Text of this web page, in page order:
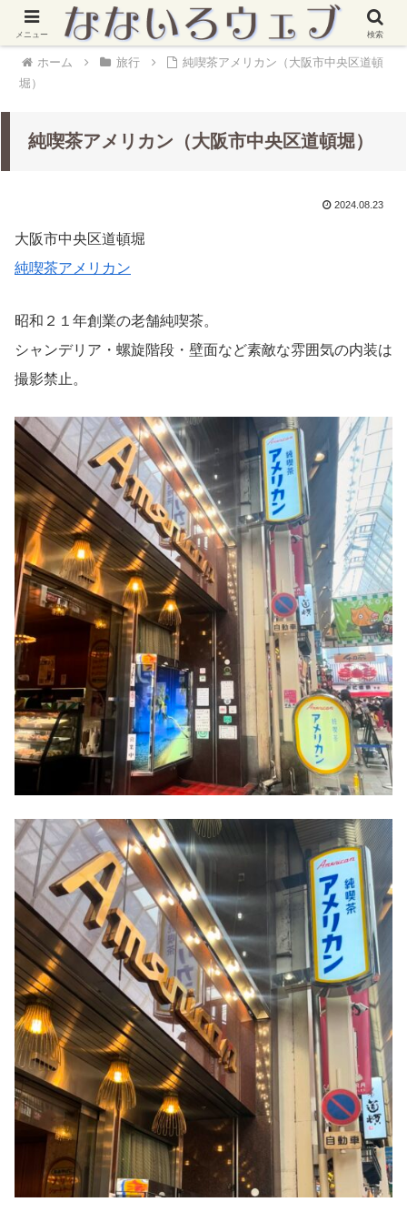
ホーム 旅行
純喫茶アメリカン（大阪市中央区道頓
堀）
純喫茶アメリカン（大阪市中央区道頓堀）
2024.08.23
大阪市中央区道頓堀
純喫茶アメリカン
昭和２１年創業の老舗純喫茶。
シャンデリア・螺旋階段・壁面など素敵な雰囲気の内装は
撮影禁止。
メニュー 検索